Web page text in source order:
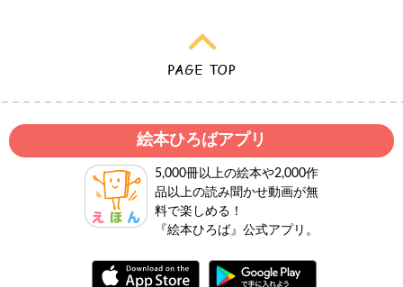
絵本ひろばアプリ
5,000冊以上の絵本や2,000作
品以上の読み聞かせ動画が無
料で楽しめる！
『絵本ひろば』公式アプリ。